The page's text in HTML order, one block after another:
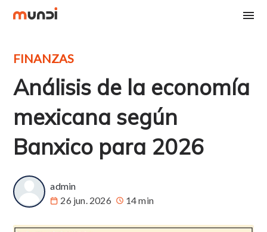
FINANZAS
Análisis de la economía
mexicana según
Banxico para 2026
admin
26 jun. 2026
14 min